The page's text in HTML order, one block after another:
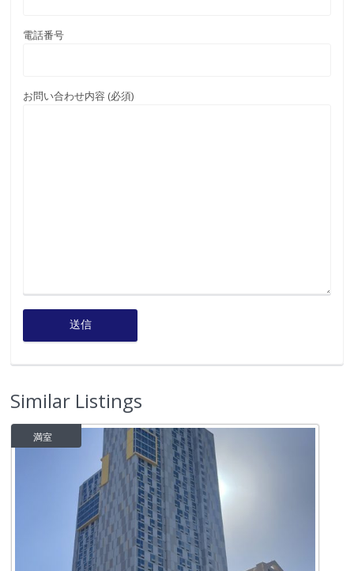
電話番号
お問い合わせ内容 (必須)
Similar Listings
満室